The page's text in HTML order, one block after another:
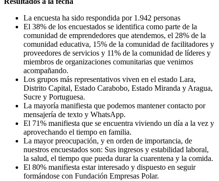
La encuesta ha sido respondida por 1.942 personas
El 38% de los encuestados se identifica como parte de la
comunidad de emprendedores que atendemos, el 28% de la
comunidad educativa, 15% de la comunidad de facilitadores y
proveedores de servicios y 11% de la comunidad de líderes y
miembros de organizaciones comunitarias que venimos
acompañando.
Los grupos más representativos viven en el estado Lara,
Distrito Capital, Estado Carabobo, Estado Miranda y Aragua,
Sucre y Portuguesa.
La mayoría manifiesta que podemos mantener contacto por
mensajería de texto y WhatsApp.
El 71% manifiesta que se encuentra viviendo un día a la vez y
aprovechando el tiempo en familia.
La mayor preocupación, y en orden de importancia, de
nuestros encuestados son: Sus ingresos y estabilidad laboral,
la salud, el tiempo que pueda durar la cuarentena y la comida.
El 80% manifiesta estar interesado y dispuesto en seguir
formándose con Fundación Empresas Polar.